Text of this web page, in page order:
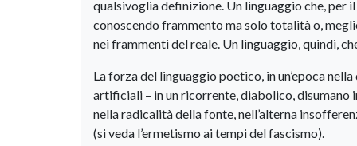
qualsivoglia definizione. Un linguaggio che, per
conoscendo frammento ma solo totalità o,
nei frammenti del reale. Un linguaggio, quindi,
La forza del linguaggio poetico, in un’epoca
artificiali – in un ricorrente, diabolico, disumano
nella radicalità della fonte, nell’alterna
(si veda l’ermetismo ai tempi del fascismo).